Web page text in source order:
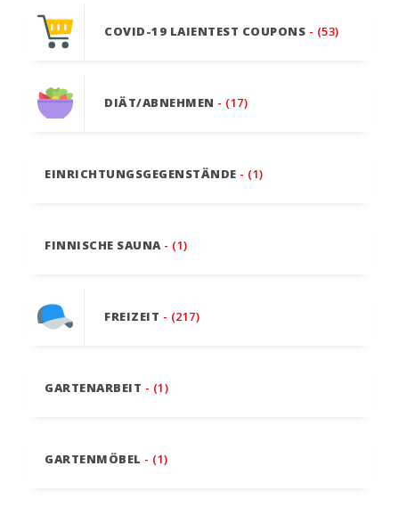
COVID-19 LAIENTEST COUPONS - (53)
DIÄT/ABNEHMEN - (17)
EINRICHTUNGSGEGENSTÄNDE - (1)
FINNISCHE SAUNA - (1)
FREIZEIT - (217)
GARTENARBEIT - (1)
GARTENMÖBEL - (1)